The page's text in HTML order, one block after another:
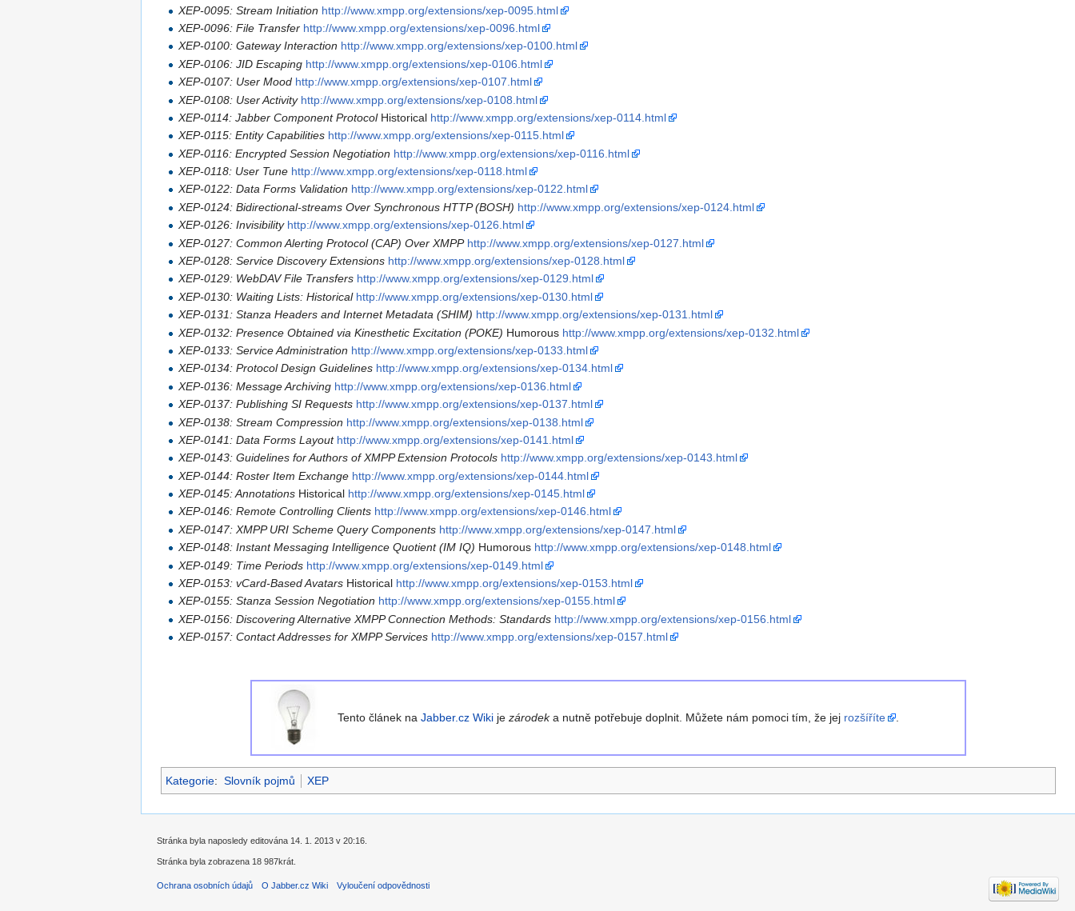
XEP-0095: Stream Initiation http://www.xmpp.org/extensions/xep-0095.html
XEP-0096: File Transfer http://www.xmpp.org/extensions/xep-0096.html
XEP-0100: Gateway Interaction http://www.xmpp.org/extensions/xep-0100.html
XEP-0106: JID Escaping http://www.xmpp.org/extensions/xep-0106.html
XEP-0107: User Mood http://www.xmpp.org/extensions/xep-0107.html
XEP-0108: User Activity http://www.xmpp.org/extensions/xep-0108.html
XEP-0114: Jabber Component ProtocolHistorical http://www.xmpp.org/extensions/xep-0114.html
XEP-0115: Entity Capabilities http://www.xmpp.org/extensions/xep-0115.html
XEP-0116: Encrypted Session Negotiation http://www.xmpp.org/extensions/xep-0116.html
XEP-0118: User Tune http://www.xmpp.org/extensions/xep-0118.html
XEP-0122: Data Forms Validation http://www.xmpp.org/extensions/xep-0122.html
XEP-0124: Bidirectional-streams Over Synchronous HTTP (BOSH) http://www.xmpp.org/extensions/xep-0124.html
XEP-0126: Invisibility http://www.xmpp.org/extensions/xep-0126.html
XEP-0127: Common Alerting Protocol (CAP) Over XMPP http://www.xmpp.org/extensions/xep-0127.html
XEP-0128: Service Discovery Extensions http://www.xmpp.org/extensions/xep-0128.html
XEP-0129: WebDAV File Transfers http://www.xmpp.org/extensions/xep-0129.html
XEP-0130: Waiting Lists: Historical http://www.xmpp.org/extensions/xep-0130.html
XEP-0131: Stanza Headers and Internet Metadata (SHIM) http://www.xmpp.org/extensions/xep-0131.html
XEP-0132: Presence Obtained via Kinesthetic Excitation (POKE) Humorous http://www.xmpp.org/extensions/xep-0132.html
XEP-0133: Service Administration http://www.xmpp.org/extensions/xep-0133.html
XEP-0134: Protocol Design Guidelines http://www.xmpp.org/extensions/xep-0134.html
XEP-0136: Message Archiving http://www.xmpp.org/extensions/xep-0136.html
XEP-0137: Publishing SI Requests http://www.xmpp.org/extensions/xep-0137.html
XEP-0138: Stream Compression http://www.xmpp.org/extensions/xep-0138.html
XEP-0141: Data Forms Layout http://www.xmpp.org/extensions/xep-0141.html
XEP-0143: Guidelines for Authors of XMPP Extension Protocols http://www.xmpp.org/extensions/xep-0143.html
XEP-0144: Roster Item Exchange http://www.xmpp.org/extensions/xep-0144.html
XEP-0145: Annotations Historical http://www.xmpp.org/extensions/xep-0145.html
XEP-0146: Remote Controlling Clients http://www.xmpp.org/extensions/xep-0146.html
XEP-0147: XMPP URI Scheme Query Components http://www.xmpp.org/extensions/xep-0147.html
XEP-0148: Instant Messaging Intelligence Quotient (IM IQ) Humorous http://www.xmpp.org/extensions/xep-0148.html
XEP-0149: Time Periods http://www.xmpp.org/extensions/xep-0149.html
XEP-0153: vCard-Based Avatars Historical http://www.xmpp.org/extensions/xep-0153.html
XEP-0155: Stanza Session Negotiation http://www.xmpp.org/extensions/xep-0155.html
XEP-0156: Discovering Alternative XMPP Connection Methods: Standards http://www.xmpp.org/extensions/xep-0156.html
XEP-0157: Contact Addresses for XMPP Services http://www.xmpp.org/extensions/xep-0157.html
Tento článek na Jabber.cz Wikije zárodeka nutně potřebuje doplnit. Můžete nám pomoci tím, že jej rozšíříte .
Kategorie: Slovník pojmů XEP
Stránka byla naposledy editována 14. 1. 2013 v 20:16.
Stránka byla zobrazena 18 987krát.
Ochrana osobních údajů O Jabber.cz Wiki Vyloučení odpovědnosti